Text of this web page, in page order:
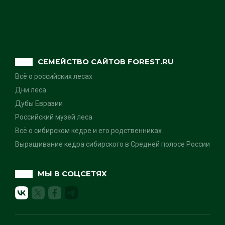
СЕМЕЙСТВО САЙТОВ FOREST.RU
Всё о российских лесах
Дни леса
Дубы Евразии
Российский музей леса
Всё о сибирском кедре и его родственниках
Выращивание кедра сибирского в Средней полосе России
МЫ В СОЦСЕТЯХ